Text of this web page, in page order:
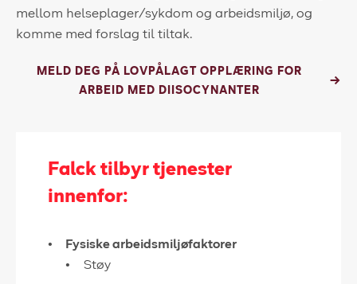
mellom helseplager/sykdom og arbeidsmiljø, og
komme med forslag til tiltak.
MELD DEG PÅ LOVPÅLAGT OPPLÆRING FOR
ARBEID MED DIISOCYNANTER
Falck tilbyr tjenester
innenfor:
Fysiske arbeidsmiljøfaktorer
Støy